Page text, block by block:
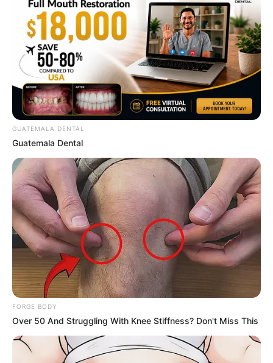
Scientists Happened Upon The Most Terrifying
Discovery
BRAINBERRIES
Dare To Watch: 6 Movies So Bad They're Good
BRAINBERRIES
GUATEMALA DENTAL
Guatemala Dental
FORGE BODY
Over 50 And Struggling With Knee Stiffness? Don't Miss This